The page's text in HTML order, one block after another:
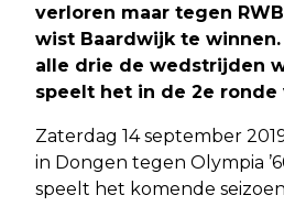
verloren maar tegen
wist Baardwijk te winnen.
alle drie de wedstrijden
speelt het in de 2e ronde
Zaterdag 14 september
in Dongen tegen Olympia
speelt het komende